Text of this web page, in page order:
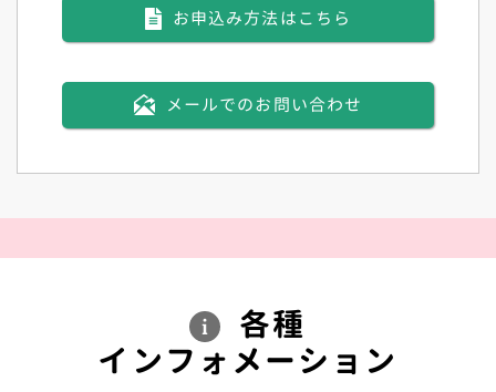
お申込み方法はこちら
メールでのお問い合わせ
各種
インフォメーション